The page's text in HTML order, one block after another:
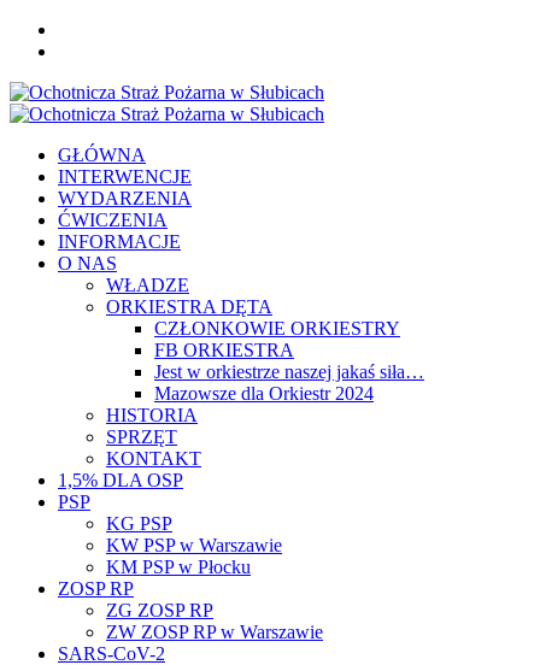
Skip
Primary
GŁÓWNA
INTERWENCJE
WYDARZENIA
ĆWICZENIA
INFORMACJE
O NAS
WŁADZE
ORKIESTRA DĘTA
CZŁONKOWIE ORKIESTRY
FB ORKIESTRA
Jest w orkiestrze naszej jakaś siła…
Mazowsze dla Orkiestr 2024
HISTORIA
SPRZĘT
KONTAKT
1,5% DLA OSP
PSP
KG PSP
KW PSP w Warszawie
KM PSP w Płocku
ZOSP RP
ZG ZOSP RP
ZW ZOSP RP w Warszawie
SARS-CoV-2